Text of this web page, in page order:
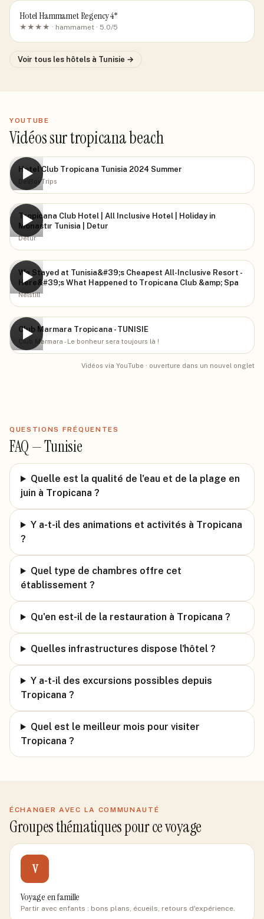
Hotel Hammamet Regency 4*
★★★★ · hammamet · 5.0/5
Voir tous les hôtels à Tunisie →
YOUTUBE
Vidéos sur tropicana beach
▶
Hotel Club Tropicana Tunisia 2024 Summer
DelBoyTrips
▶
Tropicana Club Hotel | All Inclusive Hotel | Holiday in
Monastır Tunisia | Detur
Detur
▶
We Stayed at Tunisia&#39;s Cheapest All-Inclusive Resort -
Here&#39;s What Happened to Tropicana Club &amp; Spa
Nelstill
▶
Club Marmara Tropicana - TUNISIE
Club Marmara - Le bonheur sera toujours là !
Vidéos via YouTube · ouverture dans un nouvel onglet
QUESTIONS FRÉQUENTES
FAQ —Tunisie
Quelle est la qualité de l'eau et de la plage en
juin à Tropicana ?
Y a-t-il des animations et activités à Tropicana
?
Quel type de chambres offre cet
établissement ?
Qu'en est-il de la restauration à Tropicana ?
Quelles infrastructures dispose l'hôtel ?
Y a-t-il des excursions possibles depuis
Tropicana ?
Quel est le meilleur mois pour visiter
Tropicana ?
ÉCHANGER AVEC LA COMMUNAUTÉ
Groupes thématiques pour ce voyage
V
Voyage en famille
Partir avec enfants : bons plans, écueils, retours d'expérience.